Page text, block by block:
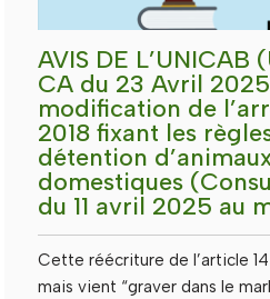
AVIS DE L’UNICAB
CA du 23 Avril
modification de
2018 fixant les
détention
domestiques
du 11 avril 2025 au
Cette réécriture de l’article
mais vient “graver dans le